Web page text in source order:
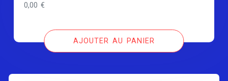
0,00€
AJOUTER AU PANIER